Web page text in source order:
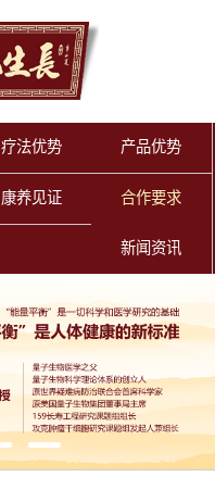
疗法优势 产品优势
康养见证 合作要求
新闻资讯